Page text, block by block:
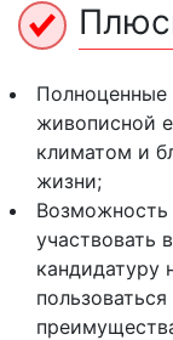
Полноценные
живописной
климатом и
жизни;
Возможность
участвовать
кандидатуру